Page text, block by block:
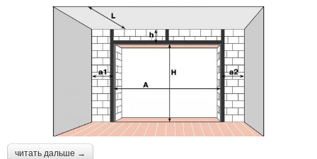
читать дальше →